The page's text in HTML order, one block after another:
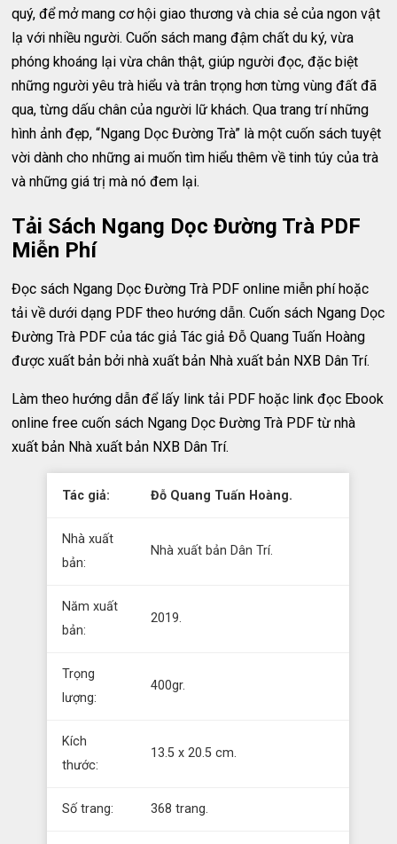
quý, để mở mang cơ hội giao thương và chia sẻ của ngon vật
lạ với nhiều người. Cuốn sách mang đậm chất du ký, vừa
phóng khoáng lại vừa chân thật, giúp người đọc, đặc biệt
những người yêu trà hiểu và trân trọng hơn từng vùng đất đã
qua, từng dấu chân của người lữ khách. Qua trang trí những
hình ảnh đẹp, “Ngang Dọc Đường Trà” là một cuốn sách tuyệt
vời dành cho những ai muốn tìm hiểu thêm về tinh túy của trà
và những giá trị mà nó đem lại.
Tải Sách Ngang Dọc Đường Trà PDF
Miễn Phí
Đọc sách Ngang Dọc Đường Trà PDF online miễn phí hoặc
tải về dưới dạng PDF theo hướng dẫn. Cuốn sách Ngang Dọc
Đường Trà PDF của tác giả Tác giả Đỗ Quang Tuấn Hoàng
được xuất bản bởi nhà xuất bản Nhà xuất bản NXB Dân Trí.
Làm theo hướng dẫn để lấy link tải PDF hoặc link đọc Ebook
online free cuốn sách Ngang Dọc Đường Trà PDF từ nhà
xuất bản Nhà xuất bản NXB Dân Trí.
Tác giả: Đỗ Quang Tuấn Hoàng.
Nhà xuất
bản:
Nhà xuất bản Dân Trí.
Năm xuất
bản:
2019.
Trọng
lượng:
400gr.
Kích
thước:
13.5 x 20.5 cm.
Số trang: 368 trang.